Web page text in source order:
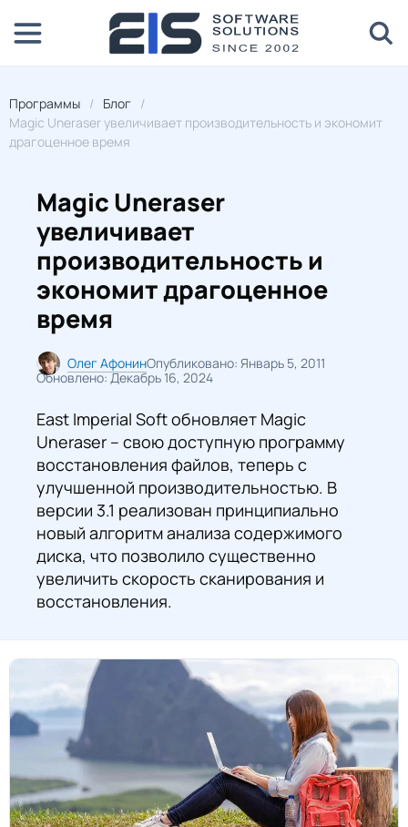
Программы
Блог
Magic Uneraser увеличивает производительность и экономит
драгоценное время
Magic Uneraser
увеличивает
производительность и
экономит драгоценное
время
Олег АфонинОпубликовано: Январь 5, 2011
Обновлено: Декабрь 16, 2024
East Imperial Soft обновляет Magic
Uneraser – свою доступную программу
восстановления файлов, теперь с
улучшенной производительностью. В
версии 3.1 реализован принципиально
новый алгоритм анализа содержимого
диска, что позволило существенно
увеличить скорость сканирования и
восстановления.